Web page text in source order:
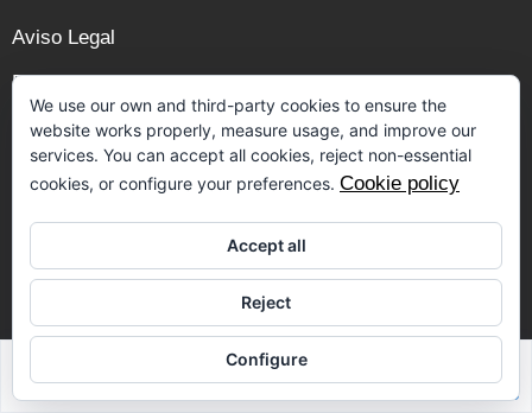
Aviso Legal
Privacy Policy
Cookie Policy
Volg ons
We use our own and third-party cookies to ensure the
website works properly, measure usage, and improve our
services. You can accept all cookies, reject non-essential
cookies, or configure your preferences. Cookie policy
Accept all
Reject
Configure